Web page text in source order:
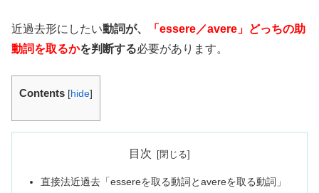
近過去形にしたい動詞が、
「essere／avere」どっちの助
動詞を取るかを判断する必要があります。
Contents [hide]
目次
直接法近過去「essereを取る動詞とavereを取る動詞」